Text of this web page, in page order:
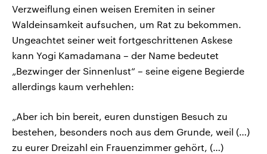
Verzweiflung einen weisen Eremiten in seiner
Waldeinsamkeit aufsuchen, um Rat zu bekommen.
Ungeachtet seiner weit fortgeschrittenen Askese
kann Yogi Kamadamana – der Name bedeutet
„Bezwinger der Sinnenlust“ – seine eigene Begierde
allerdings kaum verhehlen:
„Aber ich bin bereit, euren dunstigen Besuch zu
bestehen, besonders noch aus dem Grunde, weil (…)
zu eurer Dreizahl ein Frauenzimmer gehört, (…)